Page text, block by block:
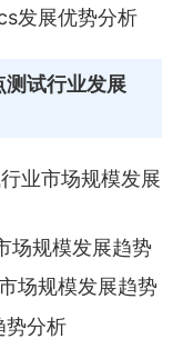
发展优势分析
测试行业发展
业市场规模发展
场规模发展趋势
场规模发展趋势
势分析